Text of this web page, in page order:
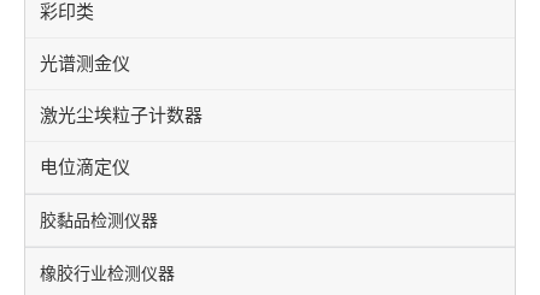
彩印类
光谱测金仪
激光尘埃粒子计数器
电位滴定仪
胶黏品检测仪器
橡胶行业检测仪器